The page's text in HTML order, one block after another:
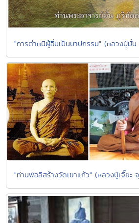
"การตำหนิผู้อื่นเป็นบาปกรรม" (หลวงปู่มั่
"ท่านพ่อลีสร้างวัดเขาแก้ว" (หลวงปู่เจี๊ยะ